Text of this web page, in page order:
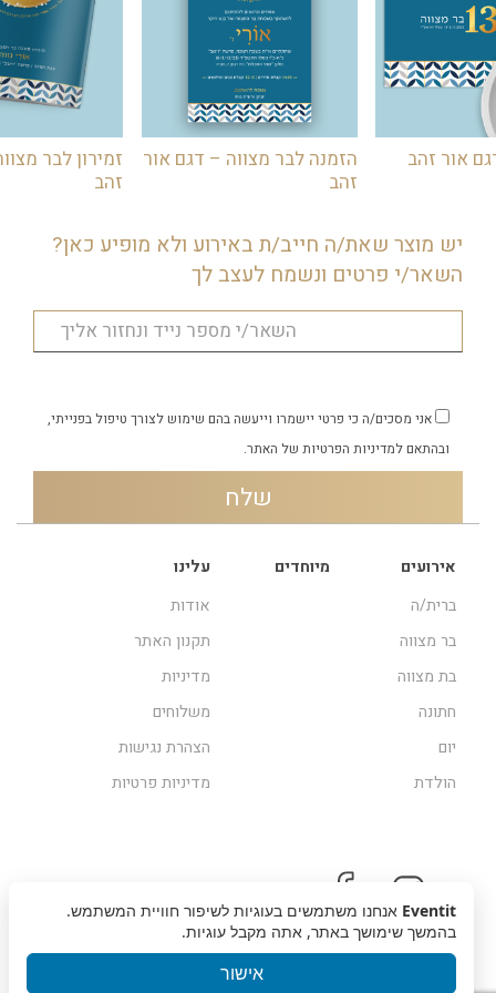
אור זהב
הזמנה לבר מצווה – דגם אור
זהב
זמירון לבר
זהב
יש מוצר שאת/ה חייב/ת באירוע ולא מופיע כאן?
השאר/י פרטים ונשמח לעצב לך
אני מסכים/ה כי פרטי יישמרו וייעשה בהם שימוש לצורך טיפול בפנייתי,
ובהתאם למדיניות הפרטיות של האתר.
אירועים
ברית/ה
בר מצווה
בת מצווה
חתונה
יום
הולדת
מיוחדים
עלינו
אודות
תקנון האתר
מדיניות
משלוחים
הצהרת נגישות
מדיניות פרטיות
Eventit אנחנו משתמשים בעוגיות לשיפור חוויית המשתמש.
בהמשך שימושך באתר, אתה מקבל עוגיות.
אישור